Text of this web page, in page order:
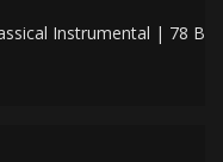
Instrumental | 78